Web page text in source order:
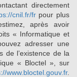
directement
cnil.fr/frpour plus
après avoir
« Informatique et
adresser une
de l’existence de la
« Bloctel », sur
www.bloctel.gouv.fr.